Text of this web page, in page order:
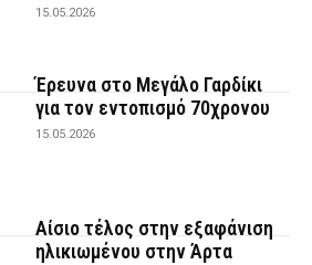
15.05.2026
Έρευνα στο Μεγάλο Γαρδίκι
για τον εντοπισμό 70χρονου
15.05.2026
Αίσιο τέλος στην εξαφάνιση
ηλικιωμένου στην Άρτα